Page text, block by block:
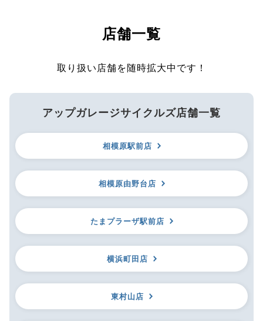
店舗一覧
取り扱い店舗を随時拡大中です！
アップガレージサイクルズ店舗一覧
相模原駅前店
相模原由野台店
たまプラーザ駅前店
横浜町田店
東村山店